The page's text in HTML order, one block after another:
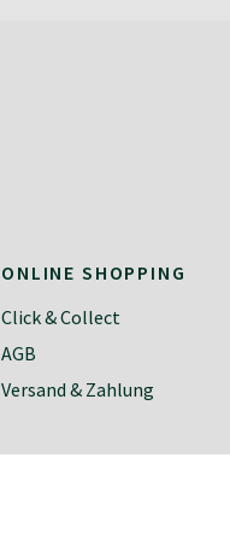
ONLINE SHOPPING
Click & Collect
AGB
Versand & Zahlung